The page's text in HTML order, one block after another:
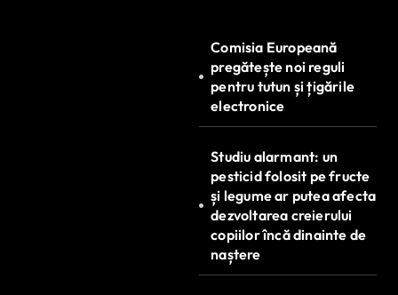
Comisia Europeană
pregătește noi reguli
pentru tutun și țigările
electronice
Studiu alarmant: un
pesticid folosit pe fructe
și legume ar putea afecta
dezvoltarea creierului
copiilor încă dinainte de
naștere